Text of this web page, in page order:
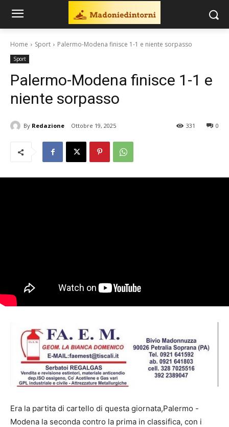
Home Sport Palermo-Modena finisce 1-1 e niente sorpasso
Sport
Palermo-Modena finisce 1-1 e
niente sorpasso
By Redazione Ottobre 19, 2025 0
331
Era la partita di cartello di questa giornata,Palermo -
Modena la seconda contro la prima in classifica, con i